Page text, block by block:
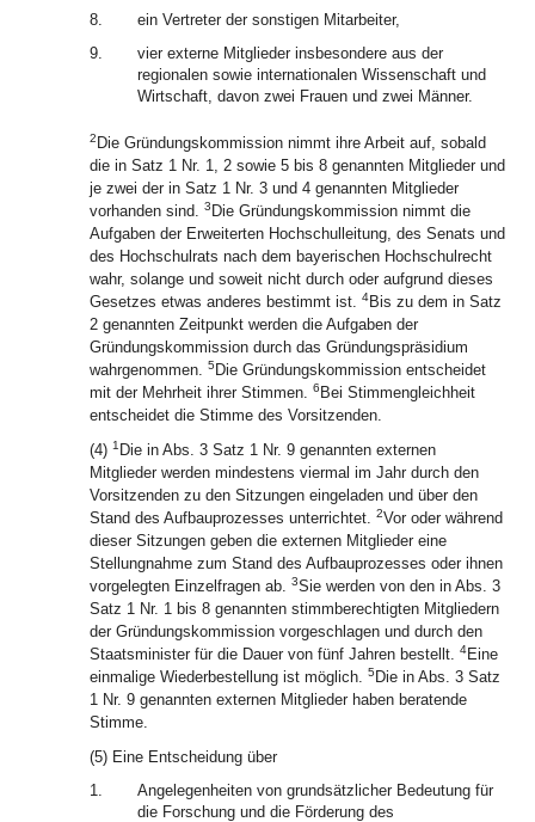
8.
ein Vertreter der sonstigen Mitarbeiter,
9.
vier externe Mitglieder insbesondere aus der
regionalen sowie internationalen Wissenschaft und
Wirtschaft, davon zwei Frauen und zwei Männer.
2 Die Gründungskommission nimmt ihre Arbeit auf, sobald
die in Satz 1 Nr. 1, 2 sowie 5 bis 8 genannten Mitglieder und
je zwei der in Satz 1 Nr. 3 und 4 genannten Mitglieder
vorhanden sind. 3 Die Gründungskommission nimmt die
Aufgaben der Erweiterten Hochschulleitung, des Senats und
des Hochschulrats nach dem bayerischen Hochschulrecht
wahr, solange und soweit nicht durch oder aufgrund dieses
Gesetzes etwas anderes bestimmt ist. 4Bis zu dem in Satz
2 genannten Zeitpunkt werden die Aufgaben der
Gründungskommission durch das Gründungspräsidium
wahrgenommen. 5 Die Gründungskommission entscheidet
mit der Mehrheit ihrer Stimmen. 6 Bei Stimmengleichheit
entscheidet die Stimme des Vorsitzenden.
(4) 1 Die in Abs. 3 Satz 1 Nr. 9 genannten externen
Mitglieder werden mindestens viermal im Jahr durch den
Vorsitzenden zu den Sitzungen eingeladen und über den
Stand des Aufbauprozesses unterrichtet. 2Vor oder während
dieser Sitzungen geben die externen Mitglieder eine
Stellungnahme zum Stand des Aufbauprozesses oder ihnen
vorgelegten Einzelfragen ab. 3Sie werden von den in Abs. 3
Satz 1 Nr. 1 bis 8 genannten stimmberechtigten Mitgliedern
der Gründungskommission vorgeschlagen und durch den
Staatsminister für die Dauer von fünf Jahren bestellt. 4Eine
einmalige Wiederbestellung ist möglich. 5 Die in Abs. 3 Satz
1 Nr. 9 genannten externen Mitglieder haben beratende
Stimme.
(5) Eine Entscheidung über
1.
Angelegenheiten von grundsätzlicher Bedeutung für
die Forschung und die Förderung des